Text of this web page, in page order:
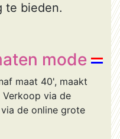
te bieden.
mode
maat 40', maakt
via de
de online grote